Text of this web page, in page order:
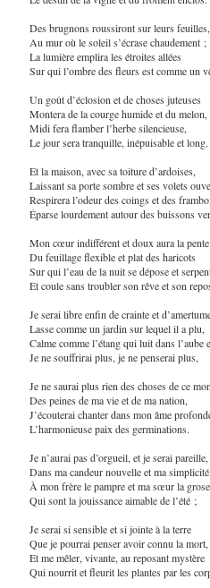
Des brugnons roussiront sur leurs
Au mur où le soleil s’écrase chaudement ;
La lumière emplira les étroites allées
Sur qui l’ombre des fleurs est comme un
Un goût d’éclosion et de choses juteuses
Montera de la courge humide et du melon,
Midi fera flamber l’herbe silencieuse,
Le jour sera tranquille, inépuisable et long.
Et la maison, avec sa toiture d’ardoises,
Laissant sa porte sombre et ses volets
Respirera l’odeur des coings et des
Éparse lourdement autour des buissons
Mon cœur indifférent et doux aura la pente
Du feuillage flexible et plat des haricots
Sur qui l’eau de la nuit se dépose et
Et coule sans troubler son rêve et son
Je serai libre enfin de crainte et
Lasse comme un jardin sur lequel il a plu,
Calme comme l’étang qui luit dans l’aube
Je ne souffrirai plus, je ne penserai plus,
Je ne saurai plus rien des choses de ce
Des peines de ma vie et de ma nation,
J’écouterai chanter dans mon âme
L’harmonieuse paix des germinations.
Je n’aurai pas d’orgueil, et je serai pareille,
Dans ma candeur nouvelle et ma simplicité,
À mon frère le pampre et ma sœur la
Qui sont la jouissance aimable de l’été ;
Je serai si sensible et si jointe à la terre
Que je pourrai penser avoir connu la mort,
Et me mêler, vivante, au reposant mystère
Qui nourrit et fleurit les plantes par les